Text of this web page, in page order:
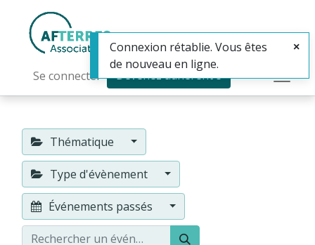
Se connecter Devenez adhérent·e
Thématique
Type d'évènement
Événements passés
Connexion rétablie. Vous êtes
de nouveau en ligne.